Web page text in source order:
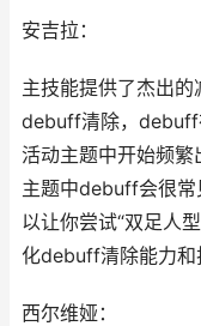
安吉拉：
主技能提供了杰出
debuff清除，debuff
活动主题中开始频
主题中debuff会很常
以让你尝试“双足人
化debuff清除能力和
西尔维娅：